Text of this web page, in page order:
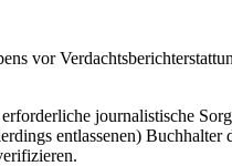
vor
journalistische
entlassenen) Buchhalter